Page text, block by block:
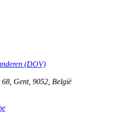
(DOV)
68, Gent, 9052, België